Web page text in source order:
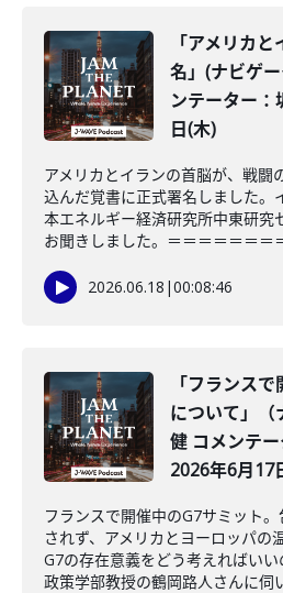
「アメリカ
名」(ナビゲ
ンテーター：
日(木)
アメリカとイランの首脳が、戦闘
込んだ覚書に正式署名しました。
本エネルギー経済研究所中東研究
お聞きしました。＝＝＝＝＝＝＝
2026.06.18 |00:08:46
「フランス
について」（
健 コメンテー
2026年6月17
フランスで開催中のG7サミット
されず、アメリカとヨーロッパの
G7の存在意義をどう考えればい
政策学部教授の鶴岡路人さんに伺